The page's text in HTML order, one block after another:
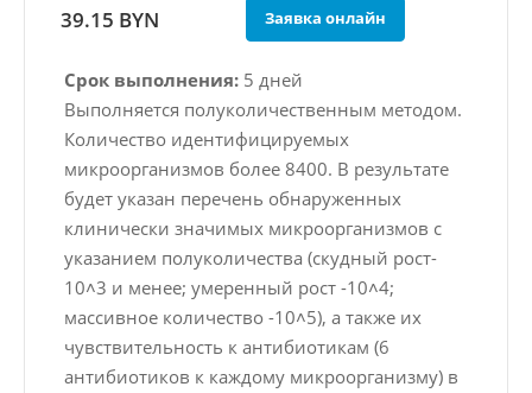
39.15 BYN Заявка онлайн
Срок выполнения: 5 дней
Выполняется полуколичественным методом.
Количество идентифицируемых
микроорганизмов более 8400. В результате
будет указан перечень обнаруженных
клинически значимых микроорганизмов с
указанием полуколичества (скудный рост-
10˄3 и менее; умеренный рост -10˄4;
массивное количество -10˄5), а также их
чувствительность к антибиотикам (6
антибиотиков к каждому микроорганизму) в